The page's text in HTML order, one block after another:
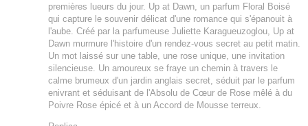
premières lueurs du jour. Up at Dawn, un parfum Floral Boisé
qui capture le souvenir délicat d'une romance qui s'épanouit à
l'aube. Créé par la parfumeuse Juliette Karagueuzoglou, Up at
Dawn murmure l'histoire d'un rendez-vous secret au petit matin.
Un mot laissé sur une table, une rose unique, une invitation
silencieuse. Un amoureux se fraye un chemin à travers le
calme brumeux d'un jardin anglais secret, séduit par le parfum
enivrant et séduisant de l'Absolu de Cœur de Rose mêlé à du
Poivre Rose épicé et à un Accord de Mousse terreux.